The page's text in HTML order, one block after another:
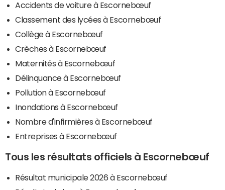
Accidents de voiture à Escornebœuf
Classement des lycées à Escornebœuf
Collège à Escornebœuf
Crèches à Escornebœuf
Maternités à Escornebœuf
Délinquance à Escornebœuf
Pollution à Escornebœuf
Inondations à Escornebœuf
Nombre d'infirmières à Escornebœuf
Entreprises à Escornebœuf
Tous les résultats officiels à Escornebœuf
Résultat municipale 2026 à Escornebœuf